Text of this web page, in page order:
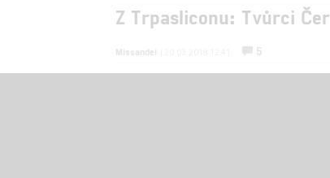
Z Trpasliconu: Tvůrci
Missandei 5